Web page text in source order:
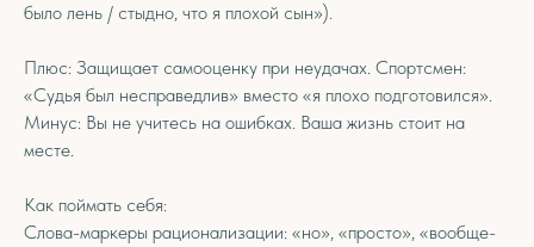
было лень / стыдно, что я плохой сын»).
Плюс: Защищает самооценку при неудачах. Спортсмен:
«Судья был несправедлив» вместо «я плохо подготовился».
Минус: Вы не учитесь на ошибках. Ваша жизнь стоит на
месте.
Как поймать себя:
Слова-маркеры рационализации: «но», «просто», «вообще-